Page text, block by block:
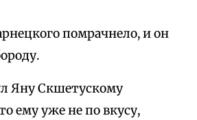
помрачнело, и он
Яну Скшетускому
ему уже не по вкусу,